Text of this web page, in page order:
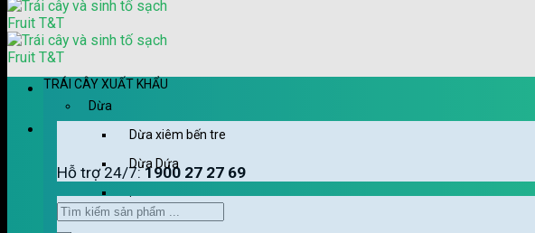
Hỗ trợ 24/7:1900 27 27 69
TRÁI CÂY XUẤT KHẨU
Dừa
Dừa xiêm bến tre
Dừa Dứa